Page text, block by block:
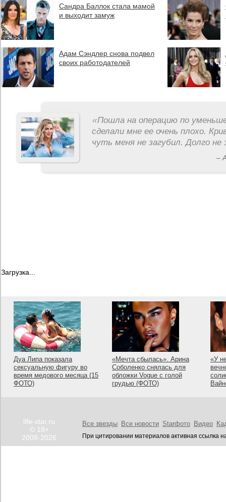
Сандра Баллок стала мамой
и выходит замуж
Адам Сэндлер снова подвел
своих работодателей
«Пошла на операцию по
сделали мне ее очень плохо.
чуть меня не загубил. Долго не
–
Загрузка...
Дуа Липа показала
сексуальную фигуру во
время медового месяца (15
ФОТО)
«Мечта сбылась». Арина
Соболенко снялась для
обложки Vogue с голой
грудью (ФОТО)
«У
life-star.ru
© 18+
2008-2026
Все звезды Все новости Starфото Видео
При цитировании материалов активная ссылка